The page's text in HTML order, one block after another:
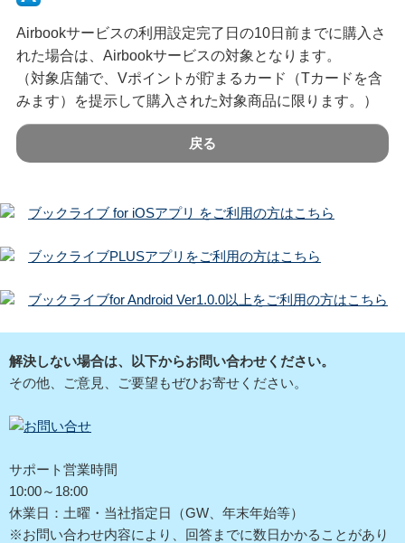
Airbookサービスの利用設定完了日の10日前までに購入さ
れた場合は、Airbookサービスの対象となります。
（対象店舗で、Vポイントが貯まるカード（Tカードを含
みます）を提示して購入された対象商品に限ります。）
戻る
ブックライブ for iOSアプリ をご利用の方はこちら
ブックライブPLUSアプリをご利用の方はこちら
ブックライブfor Android Ver1.0.0以上をご利用の方はこちら
解決しない場合は、以下からお問い合わせください。
その他、ご意見、ご要望もぜひお寄せください。
サポート営業時間
10:00～18:00
休業日：土曜・当社指定日（GW、年末年始等）
※お問い合わせ内容により、回答までに数日かかることがあり